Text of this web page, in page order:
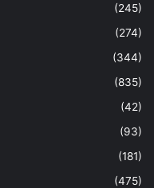
(245)
(274)
(344)
(835)
(42)
(93)
(181)
(475)